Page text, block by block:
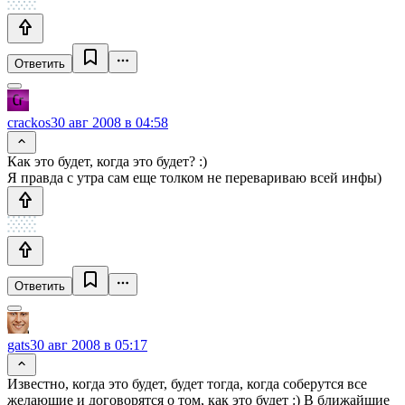
Ответить
crackos30 авг 2008 в 04:58
Как это будет, когда это будет? :)
Я правда с утра сам еще толком не перевариваю всей инфы)
Ответить
gats30 авг 2008 в 05:17
Известно, когда это будет, будет тогда, когда соберутся все
желающие и договорятся о том, как это будет :) В ближайшие